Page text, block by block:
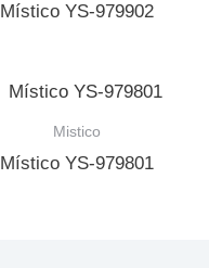
Místico YS-979902
Mistico
Místico YS-979801